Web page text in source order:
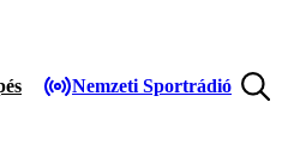
Nemzeti Sportrádió